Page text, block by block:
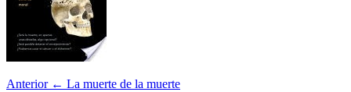
Anterior ← La muerte de la muerte